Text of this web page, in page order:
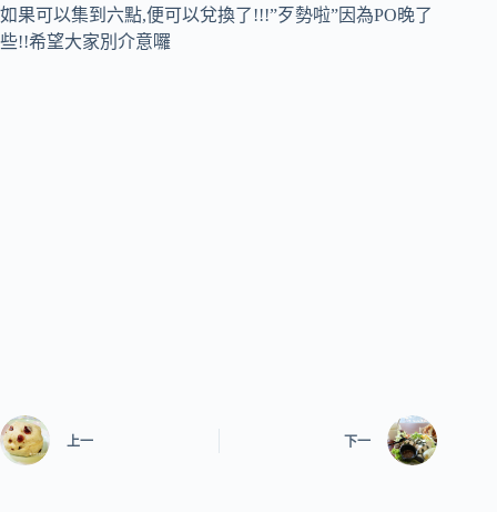
如果可以集到六點,便可以兌換了!!!”歹勢啦”因為PO晚了
些!!希望大家別介意囉
上一 下一